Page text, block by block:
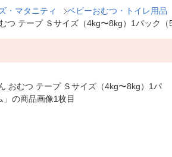
・マタニティ ベビーおむつ・トイレ用品
つ テープ Ｓサイズ（4kg〜8kg）1パック